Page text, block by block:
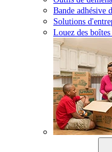
Bande adhésive
Solutions
Louez des